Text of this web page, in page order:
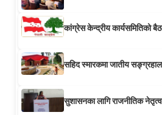
कांग्रेस केन्द्रीय कार्यसमितिको
सहिद स्मारकमा जातीय
सुशासनका लागि राजनीतिक